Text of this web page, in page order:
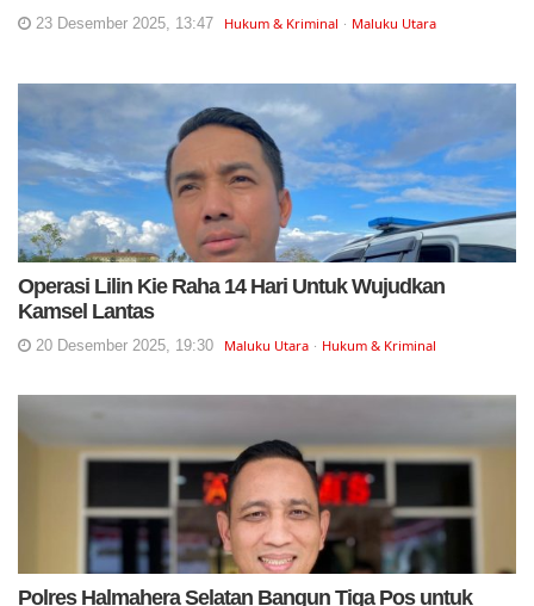
23 Desember 2025, 13:47 Hukum & Kriminal Maluku Utara
Operasi Lilin Kie Raha 14 Hari Untuk Wujudkan
Kamsel Lantas
20 Desember 2025, 19:30 Maluku Utara Hukum & Kriminal
Polres Halmahera Selatan Bangun Tiga Pos untuk